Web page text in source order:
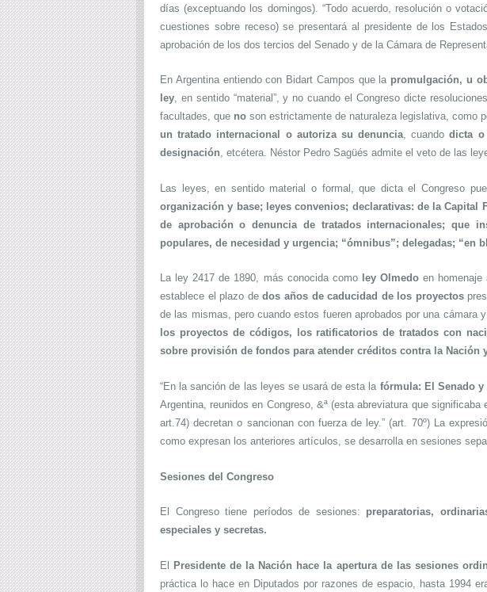
días (exceptuando los domingos). “Todo acuerdo, resolución o
cuestiones sobre receso) se presentará al presidente de los
aprobación de los dos tercios del Senado y de la Cámara de
En Argentina entiendo con Bidart Campos que la promulgación, u
ley, en sentido “material”, y no cuando el Congreso dicte
facultades, que no son estrictamente de naturaleza legislativa, como
un tratado internacional o autoriza su denuncia, cuando dicta o
designación, etcétera. Néstor Pedro Sagüés admite el veto de las
Las leyes, en sentido material o formal, que dicta el Congreso
organización y base; leyes convenios; declarativas: de la
de aprobación o denuncia de tratados internacionales; que
populares, de necesidad y urgencia; “ómnibus”; delegadas; “en
La ley 2417 de 1890, más conocida como ley Olmedoen
establece el plazo dedos años de caducidad de los proyectos
de las mismas, pero cuando estos fueren aprobados por una cámara
los proyectos de códigos, los ratificatorios de tratados con
sobre provisión de fondos para atender créditos contra la
“En la sanción de las leyes se usará de esta la fórmula: El Senado y
Argentina, reunidos en Congreso, &ª (esta abreviatura que significaba
art.74) decretan o sancionan con fuerza de ley.” (art. 70º) La
como expresan los anteriores artículos, se desarrolla en sesiones
Sesiones del Congreso
El Congreso tiene períodos de sesiones: preparatorias,
especiales y secretas.
El Presidente de la Nación hace la apertura de las sesiones
práctica lo hace en Diputados por razones de espacio, hasta 1994